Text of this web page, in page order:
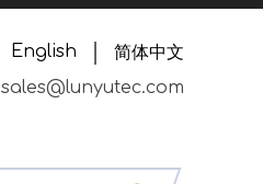
English 简体中文
sales@lunyutec.com